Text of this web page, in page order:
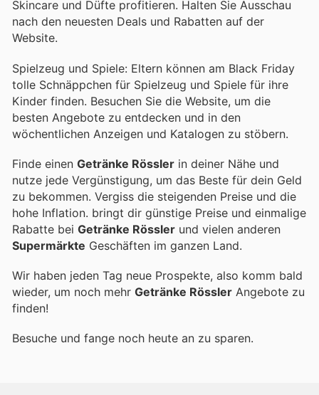
Skincare und Düfte profitieren. Halten Sie Ausschau
nach den neuesten Deals und Rabatten auf der
Website.
Spielzeug und Spiele: Eltern können am Black Friday
tolle Schnäppchen für Spielzeug und Spiele für ihre
Kinder finden. Besuchen Sie die Website, um die
besten Angebote zu entdecken und in den
wöchentlichen Anzeigen und Katalogen zu stöbern.
Finde einen Getränke Rössler in deiner Nähe und
nutze jede Vergünstigung, um das Beste für dein Geld
zu bekommen. Vergiss die steigenden Preise und die
hohe Inflation. bringt dir günstige Preise und einmalige
Rabatte bei Getränke Rössler und vielen anderen
Supermärkte Geschäften im ganzen Land.
Wir haben jeden Tag neue Prospekte, also komm bald
wieder, um noch mehr Getränke Rössler Angebote zu
finden!
Besuche und fange noch heute an zu sparen.